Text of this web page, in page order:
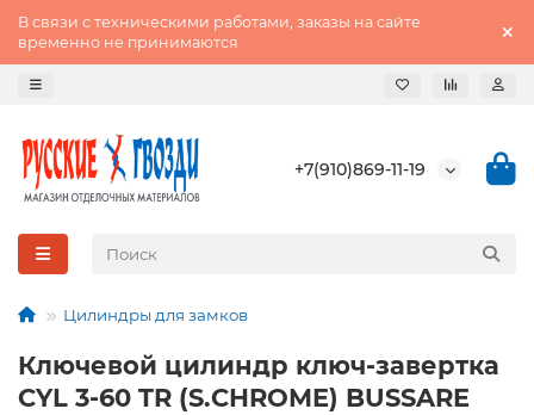
В связи с техническими работами, заказы на сайте
временно не принимаются
+7(910)869-11-19
Цилиндры для замков
Ключевой цилиндр ключ-завертка
CYL 3-60 TR (S.CHROME) BUSSARE